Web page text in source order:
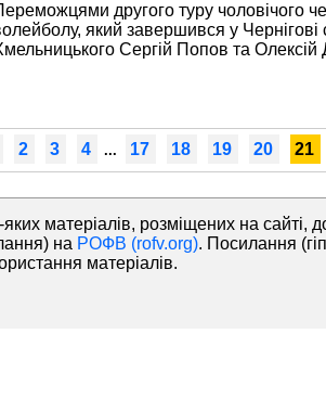
другого туру чоловічого
який завершився у Чернігові
Сергій Попов та Олексій
2 3 4 ... 17 18 19 20 21
матеріалів, розміщених на сайті,
на РОФВ (rofv.org). Посилання
матеріалів.